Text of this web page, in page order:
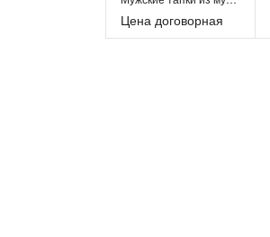
Цена договорная